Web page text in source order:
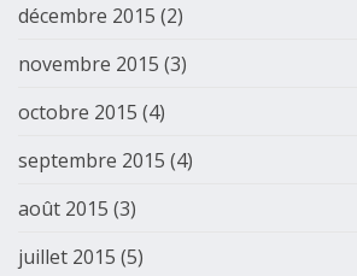
décembre 2015 (2)
novembre 2015 (3)
octobre 2015 (4)
septembre 2015 (4)
août 2015 (3)
juillet 2015 (5)